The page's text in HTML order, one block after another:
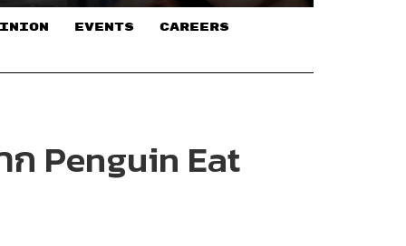
EVENTS CAREERS
ก Penguin Eat